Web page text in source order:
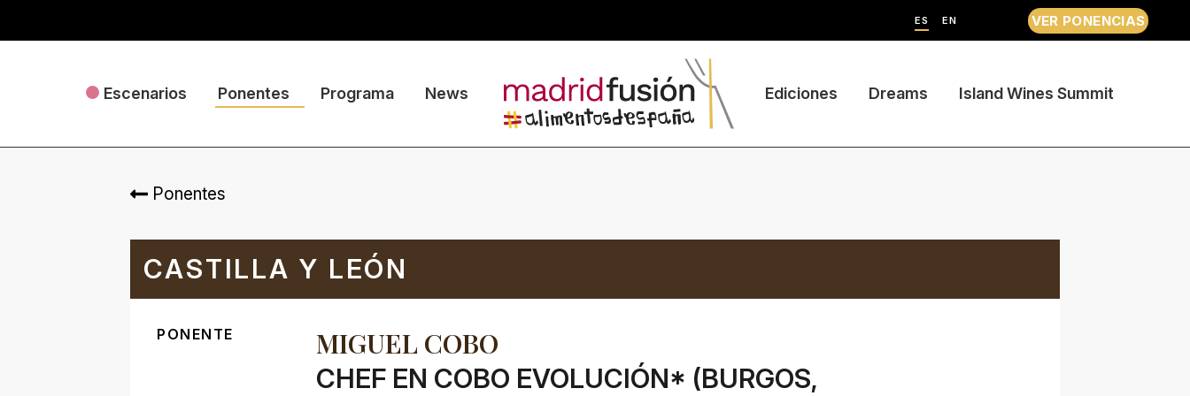
ES EN VER PONENCIAS
Escenarios Ponentes Programa News Ediciones Dreams Island Wines Summit
Ponentes
CASTILLA Y LEÓN
PONENTE MIGUEL COBO
CHEF EN COBO EVOLUCIÓN* (BURGOS,